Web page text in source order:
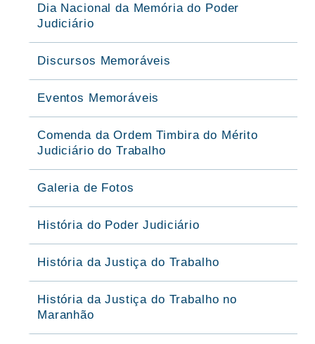
Dia Nacional da Memória do Poder
Judiciário
Discursos Memoráveis
Eventos Memoráveis
Comenda da Ordem Timbira do Mérito
Judiciário do Trabalho
Galeria de Fotos
História do Poder Judiciário
História da Justiça do Trabalho
História da Justiça do Trabalho no
Maranhão